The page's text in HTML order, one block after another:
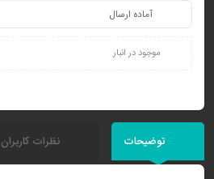
آماده ارسال
موجود در انبار
توضیحات نظرات کاربران